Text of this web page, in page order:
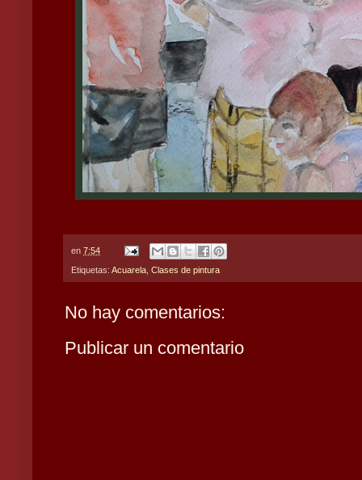
en 7:54
Etiquetas: Acuarela Clases de pintura
No hay comentarios:
Publicar un comentario